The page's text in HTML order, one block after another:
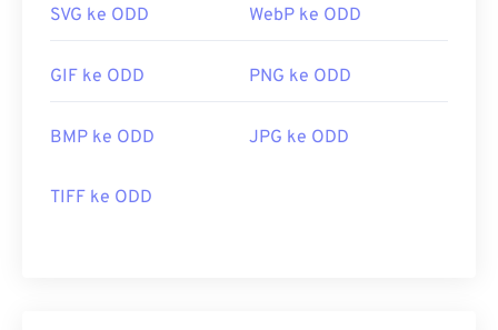
SVG ke ODD WebP ke ODD
GIF ke ODD PNG ke ODD
BMP ke ODD JPG ke ODD
TIFF ke ODD